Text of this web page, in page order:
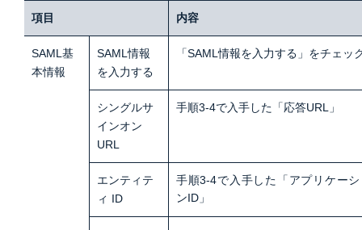
項目 内容
SAML基
本情報
SAML情報
を入力する
「SAML情報を入力する」をチェッ
シングルサ
インオン
URL
手順3-4で入手した「応答URL」
エンティテ
ィ ID
手順3-4で入手した「アプリケーシ
ンID」